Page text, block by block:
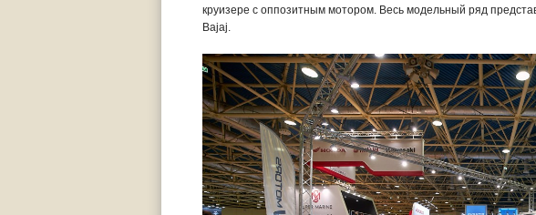
круизере с оппозитным мотором. Весь модельный ряд
Bajaj.